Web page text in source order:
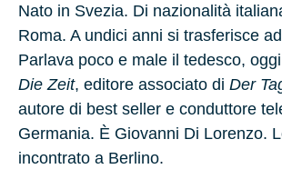
Nato in Svezia. Di nazionalità
Roma. A undici anni si trasferisce
Parlava poco e male il tedesco,
Die Zeit, editore associato di Der
autore di best seller e conduttore
Germania. È Giovanni Di Lorenzo.
incontrato a Berlino.